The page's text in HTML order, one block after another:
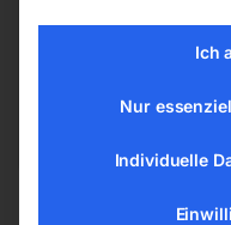
4911 Ried/
Österreich
Ich
Nur
Individuelle